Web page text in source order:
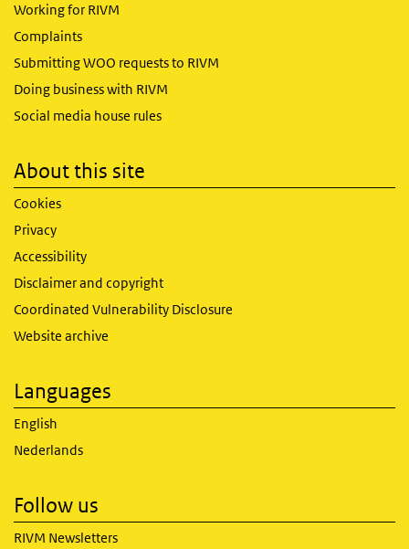
Working for RIVM
Complaints
Submitting WOO requests to RIVM
Doing business with RIVM
Social media house rules
About this site
Cookies
Privacy
Accessibility
Disclaimer and copyright
Coordinated Vulnerability Disclosure
Website archive
Languages
English
Nederlands
Follow us
RIVM Newsletters